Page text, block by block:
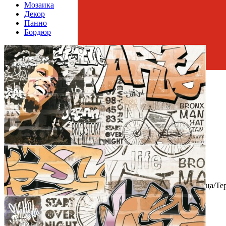
Страна производства
ПроизводительLB CERAMICS
КоллекцияLB Ceramics Брикстори/ Brickstory
Тип плиткиНастенная
Размеры
Размеры30х60 см
Толщина8 мм
Ширина30 см
Длина60 см
Площадь в упаковке1.44 кв. м.
Вес 1 упаковки27.5 кг
Количество в коробке, шт. 8
Свойства
НазначениеХолл и прихожая, Ванная комната, Кухня, Улица/
МатериалКерамогранит
ПоверхностьРельефная
ЦветКирпичный
Имитация поверхностиКирпич
Мозаика
Декор
Панно
Бордюр